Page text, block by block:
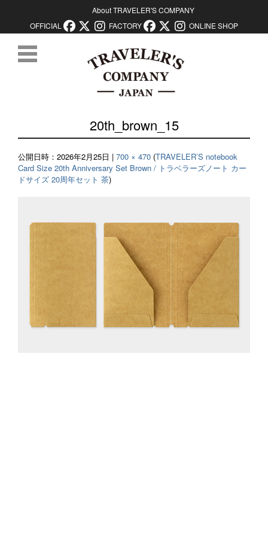
About TRAVELER'S COMPANY
OFFICIAL
FACTORY ONLINE SHOP
20th_brown_15
公開日時： 2026年2月25日 | 700 × 470 (TRAVELER’S notebook
Card Size 20th Anniversary Set Brown / トラベラーズノート カー
ドサイズ 20周年セット 茶)